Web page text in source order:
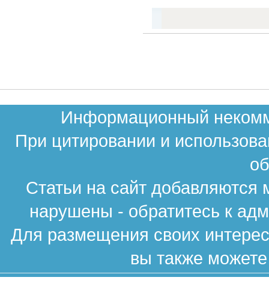
Информационный
При цитировании и
Статьи на сайт
нарушены - обратитесь к
Для размещения своих
вы также